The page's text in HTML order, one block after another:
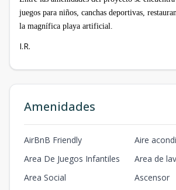
juegos para niños, canchas deportivas,
la magnífica playa artificial.
I.R.
Amenidades
AirBnB Friendly
Aire
Area De Juegos Infantiles
Area de
Area Social
Ascensor